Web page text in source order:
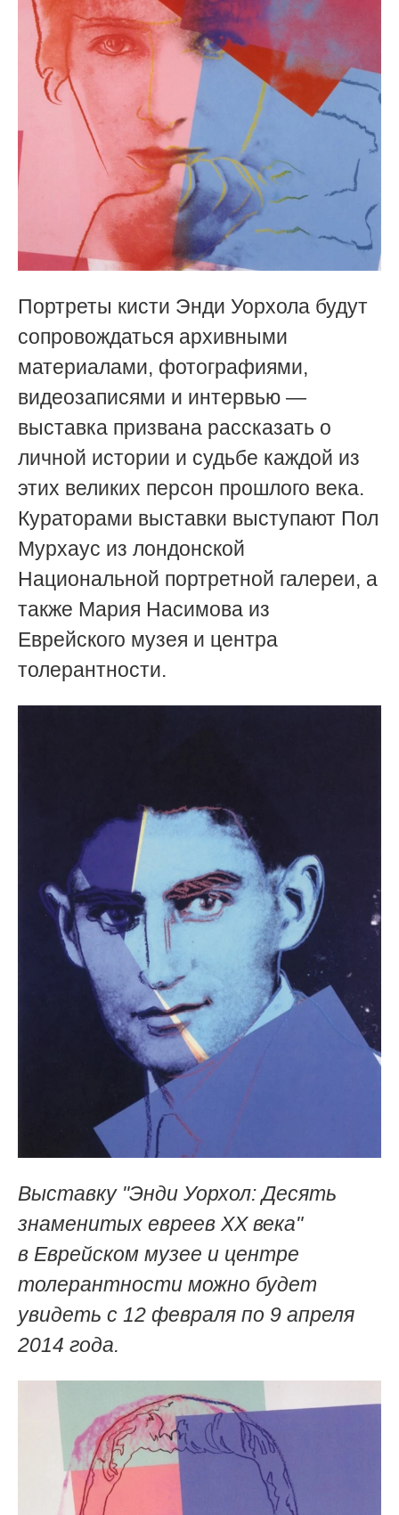
Портреты кисти Энди Уорхола будут
сопровождаться архивными
материалами, фотографиями,
видеозаписями и интервью —
выставка призвана рассказать о
личной истории и судьбе каждой из
этих великих персон прошлого века.
Кураторами выставки выступают Пол
Мурхаус из лондонской
Национальной портретной галереи, а
также Мария Насимова из
Еврейского музея и центра
толерантности.
Выставку "Энди Уорхол: Десять
знаменитых евреев ХХ века"
в Еврейском музее и центре
толерантности можно будет
увидеть с 12 февраля по 9 апреля
2014 года.